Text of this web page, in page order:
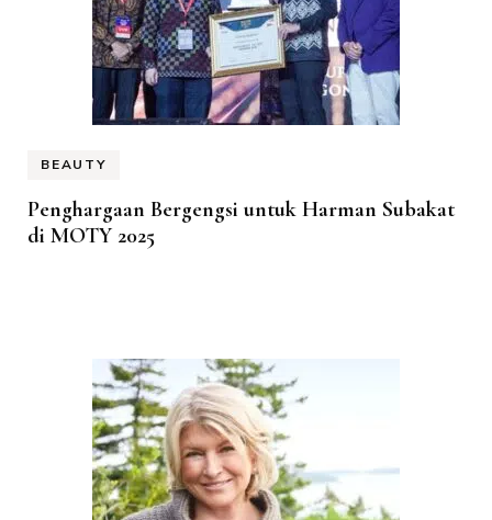
BEAUTY
Penghargaan Bergengsi untuk Harman Subakat
di MOTY 2025